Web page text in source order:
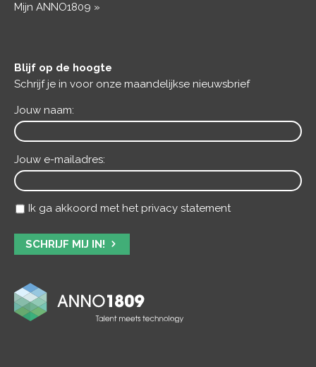
Mijn ANNO1809
Blijf op de hoogte
Schrijf je in voor onze maandelijkse nieuwsbrief
Jouw naam:
Jouw e-mailadres:
Ik ga akkoord met het privacy statement
SCHRIJF MIJ IN!